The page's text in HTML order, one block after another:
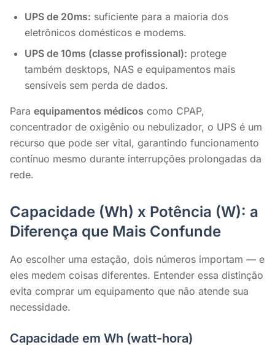
UPS de 20ms: suficiente para a maioria dos
eletrônicos domésticos e modems.
UPS de 10ms (classe profissional): protege
também desktops, NAS e equipamentos mais
sensíveis sem perda de dados.
Para equipamentos médicos como CPAP,
concentrador de oxigênio ou nebulizador, o UPS é um
recurso que pode ser vital, garantindo funcionamento
contínuo mesmo durante interrupções prolongadas da
rede.
Capacidade (Wh) x Potência (W): a
Diferença que Mais Confunde
Ao escolher uma estação, dois números importam — e
eles medem coisas diferentes. Entender essa distinção
evita comprar um equipamento que não atende sua
necessidade.
Capacidade em Wh (watt-hora)